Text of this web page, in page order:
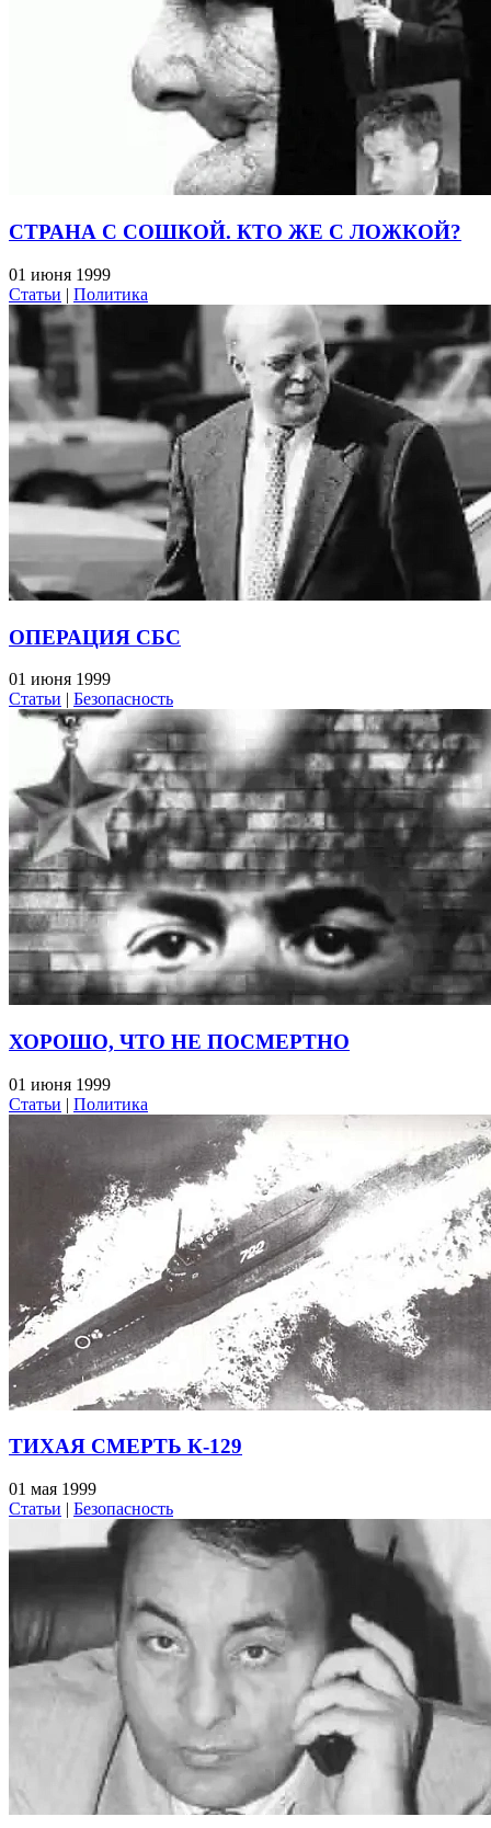
СТРАНА С СОШКОЙ. КТО ЖЕ С ЛОЖКОЙ?
01 июня 1999
Статьи | Политика
ОПЕРАЦИЯ СБС
01 июня 1999
Статьи | Безопасность
ХОРОШО, ЧТО НЕ ПОСМЕРТНО
01 июня 1999
Статьи | Политика
ТИХАЯ СМЕРТЬ К-129
01 мая 1999
Статьи | Безопасность